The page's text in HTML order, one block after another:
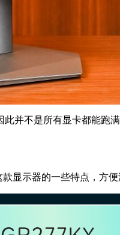
并不是所有显卡都能跑
示器的一些特点，方